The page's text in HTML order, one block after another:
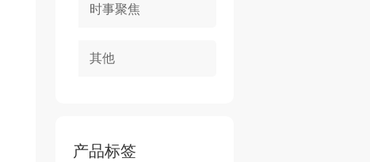
时事聚焦
其他
产品标签